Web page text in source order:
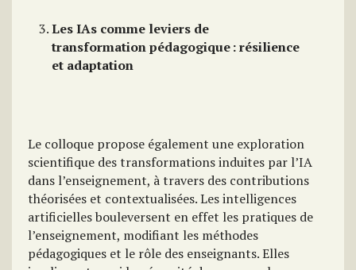
Les IAs comme leviers de
transformation pédagogique: résilience
et adaptation
Le colloque propose également une exploration
scientifique des transformations induites par l’IA
dans l’enseignement, à travers des contributions
théorisées et contextualisées. Les intelligences
artificielles bouleversent en effet les pratiques de
l’enseignement, modifiant les méthodes
pédagogiques et le rôle des enseignants. Elles